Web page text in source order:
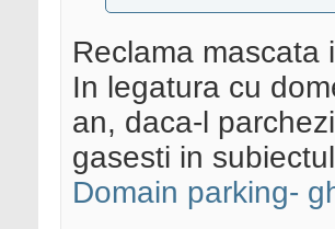
Reclama mascata
In legatura cu
an, daca-l
gasesti in
Domain parking-